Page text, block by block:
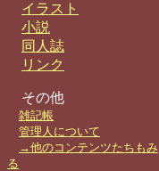
イラスト
小説
同人誌
リンク
その他
雑記帳
管理人について
→他のコンテンツたちもみ
る